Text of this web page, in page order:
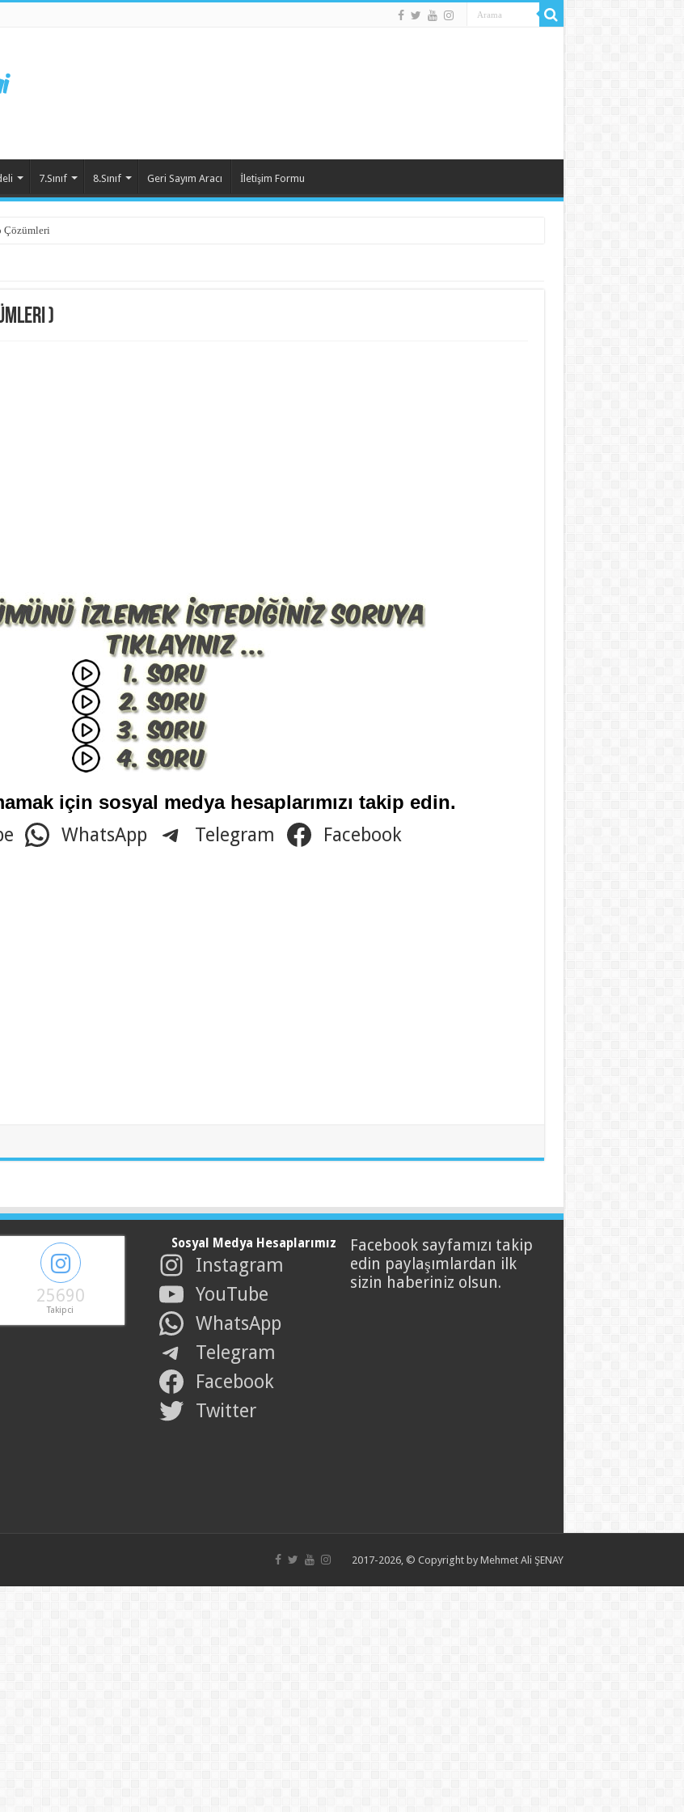
7.Sınıf 8.Sınıf Geri Sayım Aracı İletişim Formu
Çözümleri
)
için sosyal medya hesaplarımızı takip edin.
WhatsApp Telegram Facebook
25690
Takipci
Sosyal Medya Hesaplarımız
Instagram
YouTube
WhatsApp
Telegram
Facebook
Twitter
Facebook sayfamızı takip
edin paylaşımlardan ilk
sizin haberiniz olsun.
2017-2026, © Copyright by Mehmet Ali ŞENAY